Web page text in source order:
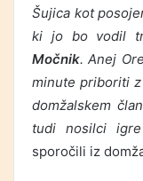
Šujica kot
ki jo bo vodil
Močnik. Anej
minute priboriti
domžalskem
tudi nosilci
sporočili iz